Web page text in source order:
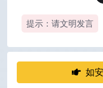
提示：请文明发言
如